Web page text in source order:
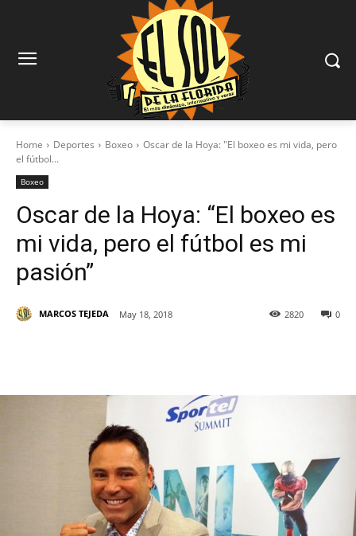
Home Deportes Boxeo
Oscar de la Hoya: "El boxeo es mi vida, pero
el fútbol...
Boxeo
Oscar de la Hoya: “El boxeo es
mi vida, pero el fútbol es mi
pasión”
MARCOS TEJEDA May 18, 2018 0
2820